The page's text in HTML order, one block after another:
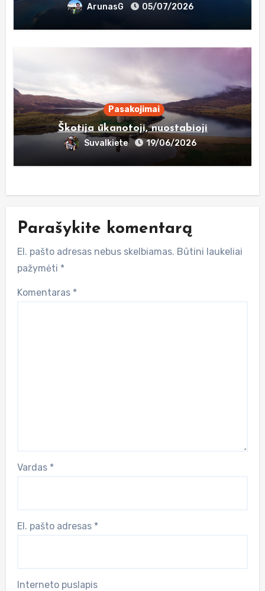
ArunasG 05/07/2026
Pasakojimai
Škotija ūkanotoji, nuostabioji
Suvalkiete 19/06/2026
Parašykite komentarą
El. pašto adresas nebus skelbiamas. Būtini laukeliai
pažymėti *
Komentaras *
Vardas *
El. pašto adresas *
Interneto puslapis